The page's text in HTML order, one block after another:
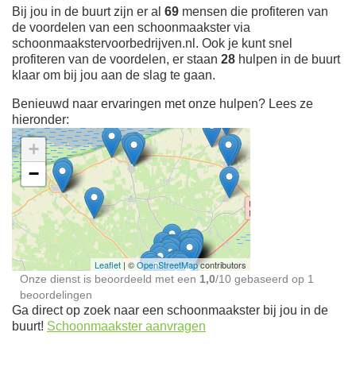
Bij jou in de buurt zijn er al 69 mensen die profiteren van
de voordelen van een schoonmaakster via
schoonmaakstervoorbedrijven.nl. Ook je kunt snel
profiteren van de voordelen, er staan 28 hulpen in de buurt
klaar om bij jou aan de slag te gaan.
Benieuwd naar ervaringen met onze hulpen? Lees ze
hieronder:
Ontdek meer ervaringen
Schoonmaakster bij
jou in de buurt
+
−
Leaflet | ©OpenStreetMapcontributors
Onze dienst is beoordeeld met een 1,0/10 gebaseerd op 1
beoordelingen
Ga direct op zoek naar een schoonmaakster bij jou in de
buurt! Schoonmaakster aanvragen